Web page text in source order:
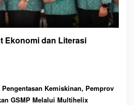
Ekonomi dan Literasi
Pengentasan Kemiskinan, Pemprov
GSMP Melalui Multihelix